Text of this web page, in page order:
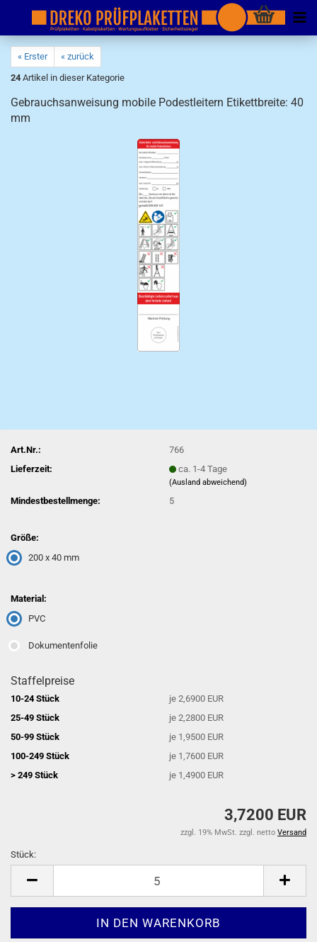
« Erster
« zurück
24 Artikel in dieser Kategorie
Gebrauchsanweisung mobile Podestleitern Etikettbreite: 40
mm
Art.Nr.:
766
Lieferzeit:
ca. 1-4 Tage
(Ausland abweichend)
Mindestbestellmenge: 5
Größe:
200 x 40 mm
Material:
PVC
Dokumentenfolie
Staffelpreise
10-24 Stück
je 2,6900 EUR
25-49 Stück
je 2,2800 EUR
50-99 Stück
je 1,9500 EUR
100-249 Stück
je 1,7600 EUR
> 249 Stück
je 1,4900 EUR
3,7200 EUR
zzgl. 19% MwSt. zzgl. netto Versand
Stück: